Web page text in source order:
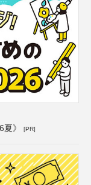
夏》 [PR]